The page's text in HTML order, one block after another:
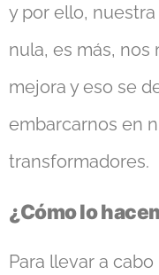
y por ello,
nula, es más,
mejora y eso se
embarcarnos en
transformadores.
¿Cómo lo
Para llevar a